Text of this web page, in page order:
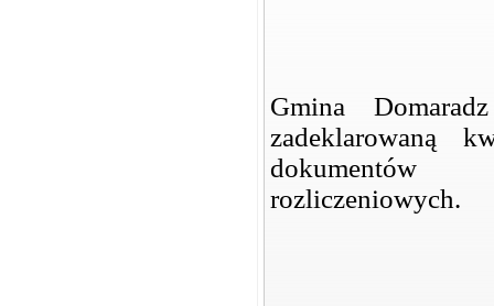
Gmina
dokumentów
rozliczeniowych.